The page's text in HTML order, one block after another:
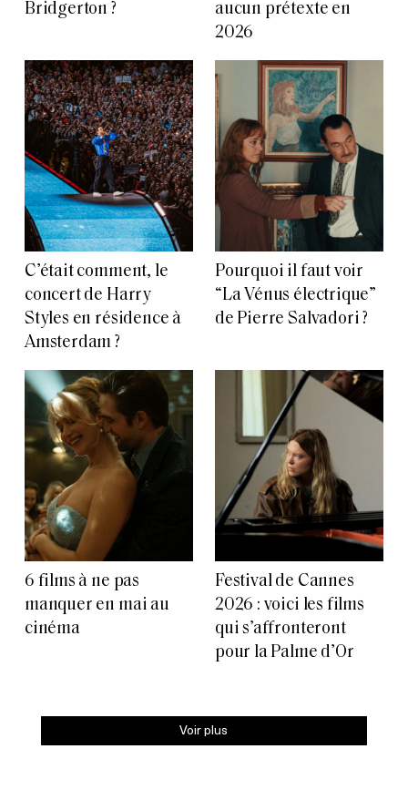
Bridgerton ?
aucun prétexte en
2026
C’était comment, le
concert de Harry
Styles en résidence à
Amsterdam ?
Pourquoi il faut voir
“La Vénus électrique”
de Pierre Salvadori ?
6 films à ne pas
manquer en mai au
cinéma
Festival de Cannes
2026 : voici les films
qui s’affronteront
pour la Palme d’Or
Voir plus